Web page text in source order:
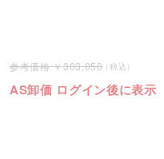
303,050
AS卸価 ログイン後に表示